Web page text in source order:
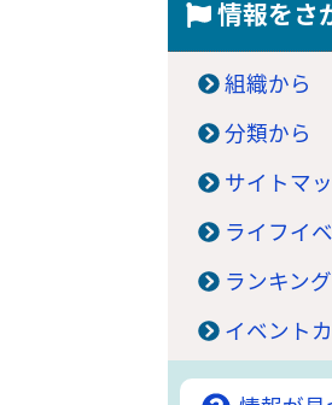
情報をさ
組織から
分類から
サイトマ
ライフイ
ランキン
イベント